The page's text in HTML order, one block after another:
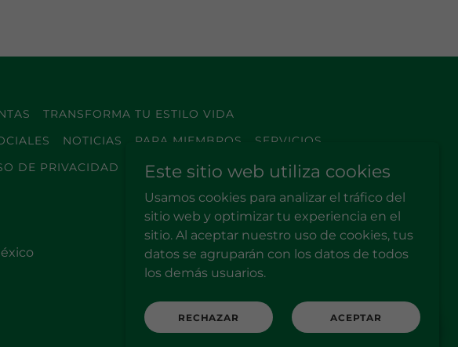
TRANSFORMA TU ESTILO VIDA
NOTICIAS PARA MIEMBROS
SERVICIOS
DE PRIVACIDAD
Con tecnología de
Este sitio web utiliza cookies
Usamos cookies para analizar el tráfico del
sitio web y optimizar tu experiencia en el
sitio. Al aceptar nuestro uso de cookies, tus
datos se agruparán con los datos de todos
los demás usuarios.
RECHAZAR ACEPTAR